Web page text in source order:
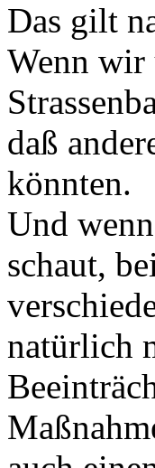
Das gilt
Wenn wir
daß
könnten.
Und
schaut,
natürlich